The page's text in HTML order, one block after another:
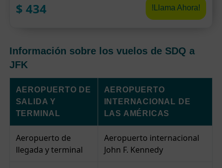
$ 434 !Llama Ahora!
Información sobre los vuelos de SDQ a
JFK
AEROPUERTO DE
SALIDA Y
TERMINAL
AEROPUERTO
INTERNACIONAL DE
LAS AMÉRICAS
Aeropuerto de
llegada y terminal
Aeropuerto internacional
John F. Kennedy